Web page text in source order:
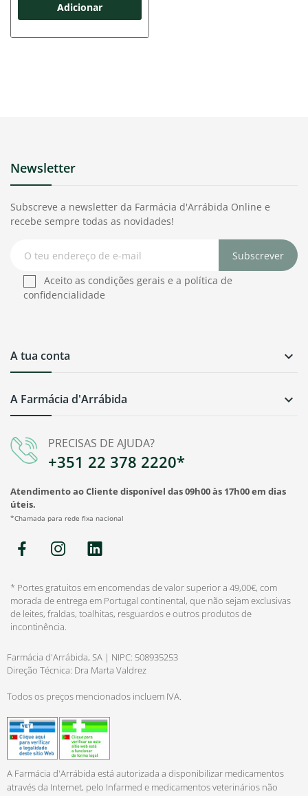
Adicionar
PRECISAS DE AJUDA?
+351 22 378 2220*
Atendimento ao Cliente disponível das 09h00 às 17h00 em dias
úteis.
*Chamada para rede fixa nacional
A Farmácia d'Arrábida 
A tua conta 
Newsletter
Subscreve a newsletter da Farmácia d'Arrábida Online e
recebe sempre todas as novidades!
Subscrever
Aceito as condições gerais e a política de
confidencialidade
* Portes gratuitos em encomendas de valor superior a 49,00€, com
morada de entrega em Portugal continental, que não sejam exclusivas
de leites, fraldas, toalhitas, resguardos e outros produtos de
incontinência.
Farmácia d'Arrábida, SA | NIPC: 508935253
Direção Técnica: Dra Marta Valdrez
Todos os preços mencionados incluem IVA.
A Farmácia d'Arrábida está autorizada a disponibilizar medicamentos
através da Internet, pelo Infarmed e medicamentos veterinários não